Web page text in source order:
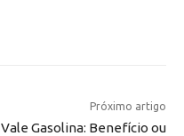
Próximo artigo
Vale Gasolina: Benefício ou